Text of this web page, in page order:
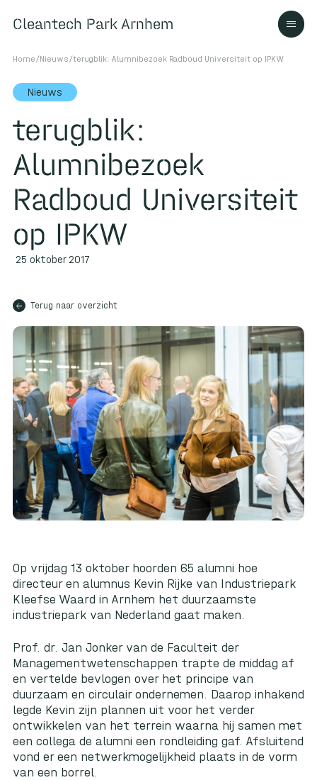
Cleantech Park Arnhem
Home /Nieuws /terugblik: Alumnibezoek Radboud Universiteit op IPKW
Nieuws
terugblik:
Alumnibezoek
Radboud Universiteit
op IPKW
25 oktober 2017
arrow_back Terug naar overzicht
Op vrijdag 13 oktober hoorden 65 alumni hoe
directeur en alumnus Kevin Rijke van Industriepark
Kleefse Waard in Arnhem het duurzaamste
industriepark van Nederland gaat maken.
Prof. dr. Jan Jonker van de Faculteit der
Managementwetenschappen trapte de middag af
en vertelde bevlogen over het principe van
duurzaam en circulair ondernemen. Daarop inhakend
legde Kevin zijn plannen uit voor het verder
ontwikkelen van het terrein waarna hij samen met
een collega de alumni een rondleiding gaf. Afsluitend
vond er een netwerkmogelijkheid plaats in de vorm
van een borrel.
Cleantech Park Arnhem
Over
Ecosysteem
Contact